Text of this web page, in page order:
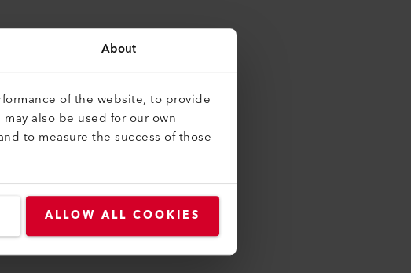
About
of the website, to provide
also be used for our own
to measure the success of those
ALLOW ALL COOKIES